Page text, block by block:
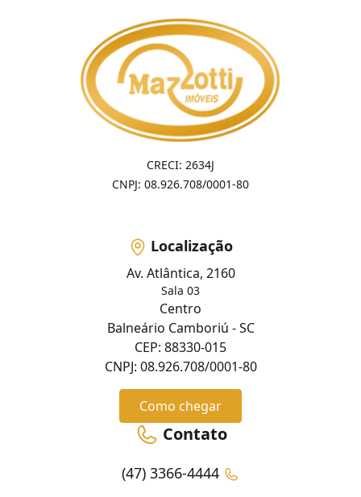
CRECI: 2634J
CNPJ: 08.926.708/0001-80
Localização
Av. Atlântica, 2160
Sala 03
Centro
Balneário Camboriú - SC
CEP: 88330-015
CNPJ: 08.926.708/0001-80
Como chegar
Contato
(47) 3366-4444